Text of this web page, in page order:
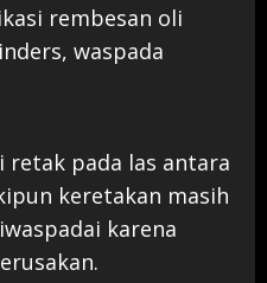
rembesan oli
waspada
retak pada las antara
keretakan masih
karena